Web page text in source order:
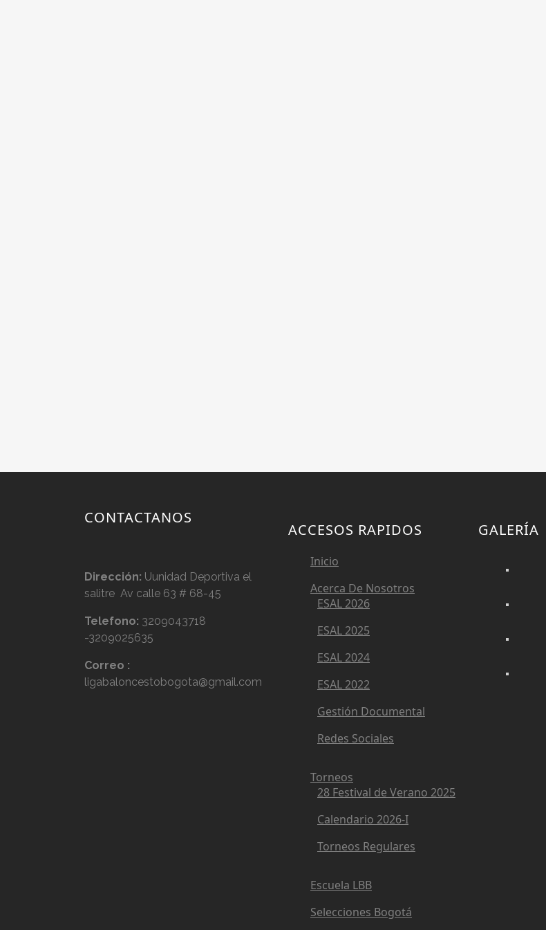
CONTACTANOS
Dirección: Uunidad Deportiva el
salitre Av calle 63 # 68-45
Telefono: 3209043718
-3209025635
Correo :
ligabaloncestobogota@gmail.com
ACCESOS RAPIDOS
Inicio
Acerca De Nosotros
ESAL 2026
ESAL 2025
ESAL 2024
ESAL 2022
Gestión Documental
Redes Sociales
Torneos
28 Festival de Verano 2025
Calendario 2026-I
Torneos Regulares
Escuela LBB
Selecciones Bogotá
GALERÍA